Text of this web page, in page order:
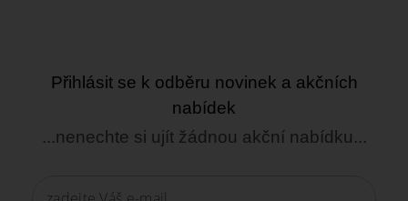
Přihlásit se k odběru novinek a akčních
nabídek
...nenechte si ujít žádnou akční nabídku...